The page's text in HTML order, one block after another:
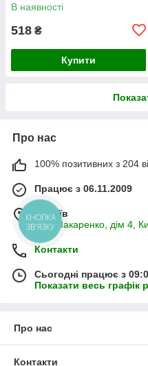
В наявності
518 ₴
Купити
Про нас
100% позитивних з 204
Працює з 06.11.2009
м. Київ
вул. Макаренко, дім 4,
Контакти
Сьогодні працює з
Показати весь графік
Про нас
Контакти
КНОПКА
ЗВ'ЯЗКУ